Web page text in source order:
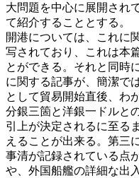
大問題を中心に展開され
て紹介することとする。
開港については、これに
写されており、これは本
とができる。それと同時
に関する記事が、簡潔で
として貿易開始直後、わ
分銀三箇と洋銀一ドルと
引上が決定されるに至る
えることが出来る。第三
事清が記録されている点
や、外国船艦の詳細な出